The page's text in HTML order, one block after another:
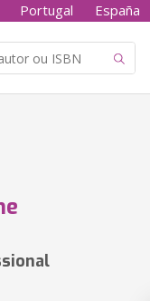
Portugal España